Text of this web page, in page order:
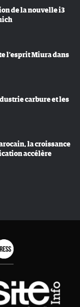
de la nouvelle i3
l’esprit Miura dans
carbure et les
la croissance
accélère